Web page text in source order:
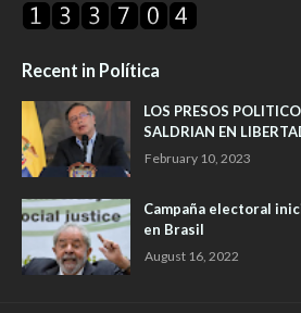
Recent in Política
LOS PRESOS
SALDRIAN EN
February 10, 2023
Campaña electoral
en Brasil
August 16, 2022